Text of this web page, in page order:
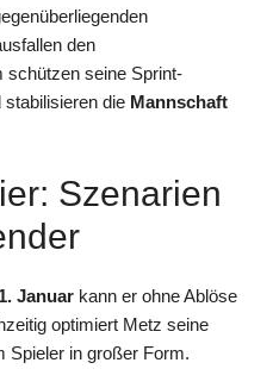
den
schützen seine Sprint-
die Mannschaft
Szenarien
1. Januar kann er ohne Ablöse
optimiert Metz seine
Spieler in großer Form.